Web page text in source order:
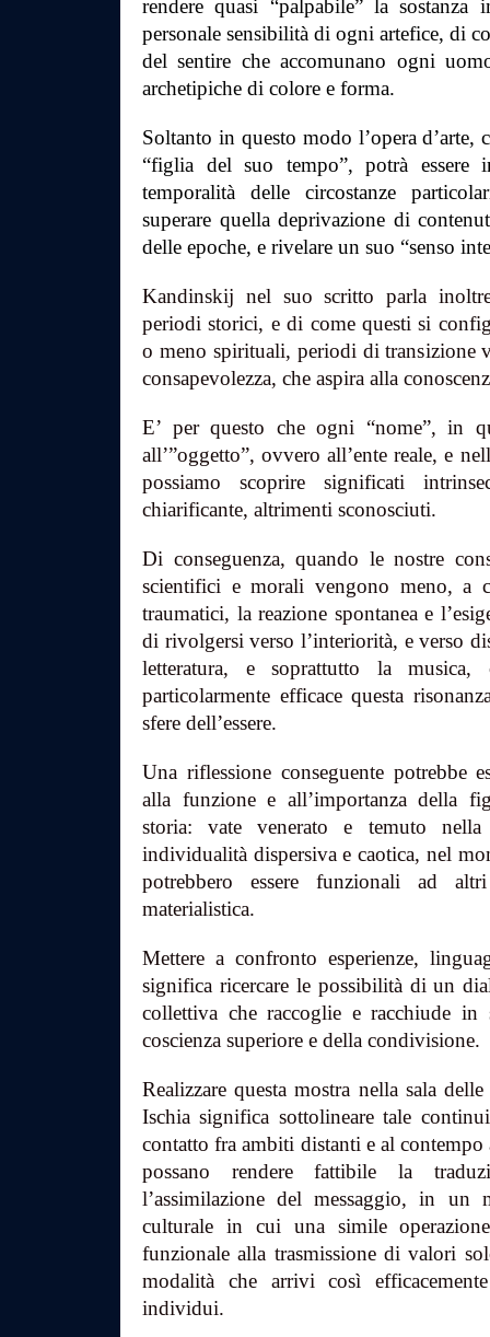
rendere quasi “palpabile” la sostanza
personale sensibilità di ogni artefice, di
del sentire che accomunano ogni
archetipiche di colore e forma.
Soltanto in questo modo l’opera
“figlia del suo tempo”, potrà
temporalità delle circostanze
superare quella deprivazione di
delle epoche, e rivelare un suo “senso
Kandinskij nel suo scritto parla
periodi storici, e di come questi si
o meno spirituali, periodi di transizione
consapevolezza, che aspira alla
E’ per questo che ogni “nome”, in
all’”oggetto”, ovvero all’ente reale, e
possiamo scoprire significati
chiarificante, altrimenti sconosciuti.
Di conseguenza, quando le nostre
scientifici e morali vengono meno, a
traumatici, la reazione spontanea e
di rivolgersi verso l’interiorità, e verso
letteratura, e soprattutto la musica,
particolarmente efficace questa
sfere dell’essere.
Una riflessione conseguente potrebbe
alla funzione e all’importanza della
storia: vate venerato e temuto nella
individualità dispersiva e caotica, nel
potrebbero essere funzionali ad
materialistica.
Mettere a confronto esperienze,
significa ricercare le possibilità di un
collettiva che raccoglie e racchiude
coscienza superiore e della condivisione.
Realizzare questa mostra nella sala
Ischia significa sottolineare tale
contatto fra ambiti distanti e al
possano rendere fattibile la
l’assimilazione del messaggio, in un
culturale in cui una simile
funzionale alla trasmissione di valori
modalità che arrivi così
individui.